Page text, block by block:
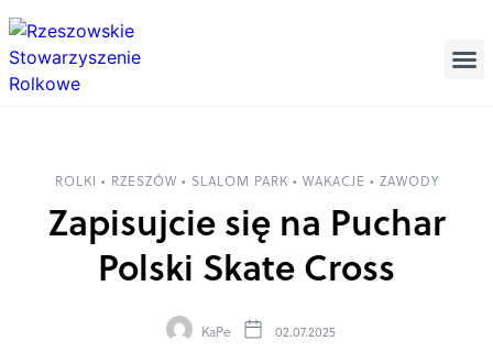
ROLKI • RZESZÓW • SLALOM PARK • WAKACJE • ZAWODY
Zapisujcie się na Puchar
Polski Skate Cross
KaPe 02.07.2025